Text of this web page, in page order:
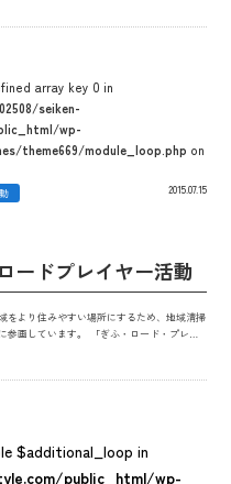
と考え、積極的に職場体験などの受け入れを
array key 0 in
seiken-
wp-
theme669/module_loop.php on
2015.07.15
ードプレイヤー活動
をより住みやすい場所にするため、地域清掃
参画しています。 「ぎふ・ロード・プレー
作業で担う道路の維持管理が主な目的です。 橋梁歩道部の清掃
$additional_loop in
public_html/wp-